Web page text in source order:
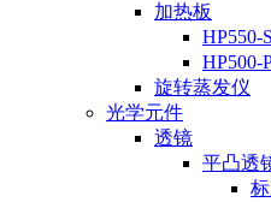
加热板
HP550-
HP500-
旋转蒸发仪
光学元件
透镜
平凸透